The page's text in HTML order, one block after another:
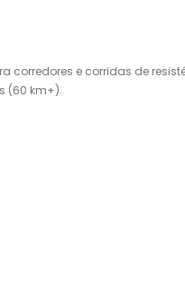
e corridas de
(60 km+).